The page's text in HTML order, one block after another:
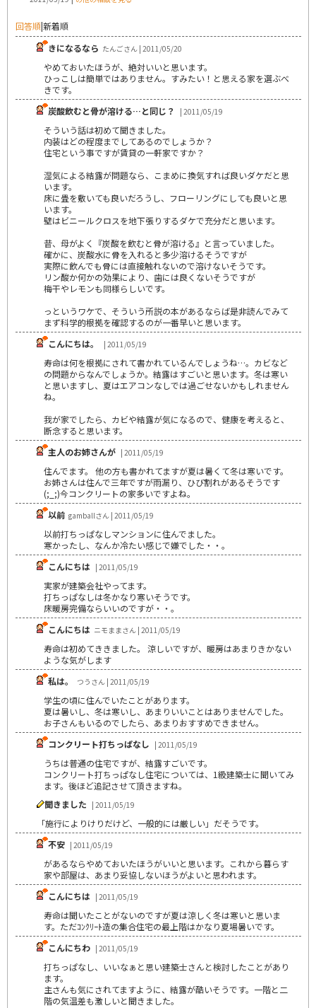
回答順|新着順
きになるなら たんごさん | 2011/05/20
やめておいたほうが、絶対いいと思います。
ひっこしは簡単ではありません。すみたい！と思える家を選ぶべ
きです。
炭酸飲むと骨が溶ける…と同じ？
| 2011/05/19
そういう話は初めて聞きました。
内装はどの程度までしてあるのでしょうか？
住宅という事ですが賃貸の一軒家ですか？
湿気による結露が問題なら、こまめに換気すれば良いダケだと思
います。
床に畳を敷いても良いだろうし、フローリングにしても良いと思
います。
壁はビニールクロスを地下張りするダケで充分だと思います。
昔、母がよく『炭酸を飲むと骨が溶ける』と言っていました。
確かに、炭酸水に骨を入れると多少溶けるそうですが
実際に飲んでも骨には直接触れないので溶けないそうです。
リン酸か何かの効果により、歯には良くないそうですが
梅干やレモンも同様らしいです。
っというワケで、そういう所説の本があるならば是非読んでみて
まず科学的根拠を確認するのが一番早いと思います。
こんにちは。
| 2011/05/19
寿命は何を根拠にされて書かれているんでしょうね…。カビなど
の問題からなんでしょうか。結露はすごいと思います。冬は寒い
と思いますし、夏はエアコンなしでは過ごせないかもしれません
ね。
我が家でしたら、カビや結露が気になるので、健康を考えると、
断念すると思います。
主人のお姉さんが | 2011/05/19
住んでます。 他の方も書かれてますが夏は暑くて冬は寒いです。
お姉さんは住んで三年ですが雨漏り、ひび割れがあるそうです
(;_;)今コンクリートの家多いですよね。
以前 gamballさん | 2011/05/19
以前打ちっぱなしマンションに住んでました。
寒かったし、なんか冷たい感じで嫌でした・・。
こんにちは | 2011/05/19
実家が建築会社やってます。
打ちっぱなしは冬かなり寒いそうです。
床暖房完備ならいいのですが・・。
こんにちは ニモままさん | 2011/05/19
寿命は初めてききました。 涼しいですが、暖房はあまりきかない
ような気がします
私は。
つうさん | 2011/05/19
学生の頃に住んでいたことがあります。
夏は暑いし、冬は寒いし、あまりいいことはありませんでした。
お子さんもいるのでしたら、あまりおすすめできません。
コンクリート打ちっぱなし | 2011/05/19
うちは普通の住宅ですが、結露すごいです。
コンクリート打ちっぱなし住宅については、1級建築士に聞いてみ
ます。後ほど追記させて頂きますね。
聞きました | 2011/05/19
「施行によりけりだけど、一般的には厳しい」だそうです。
不安 | 2011/05/19
があるならやめておいたほうがいいと思います。これから暮らす
家や部屋は、あまり妥協しないほうがよいと思われます。
こんにちは | 2011/05/19
寿命は聞いたことがないのですが夏は涼しく冬は寒いと思いま
す。ただｺﾝｸﾘｰﾄ造の集合住宅の最上階はかなり夏場暑いです。
こんにちわ | 2011/05/19
打ちっぱなし、いいなぁと思い建築士さんと検討したことがあり
ます。
主さんも気にされてますように、結露が酷いそうです。一階と二
階の気温差も激しいと聞きました。